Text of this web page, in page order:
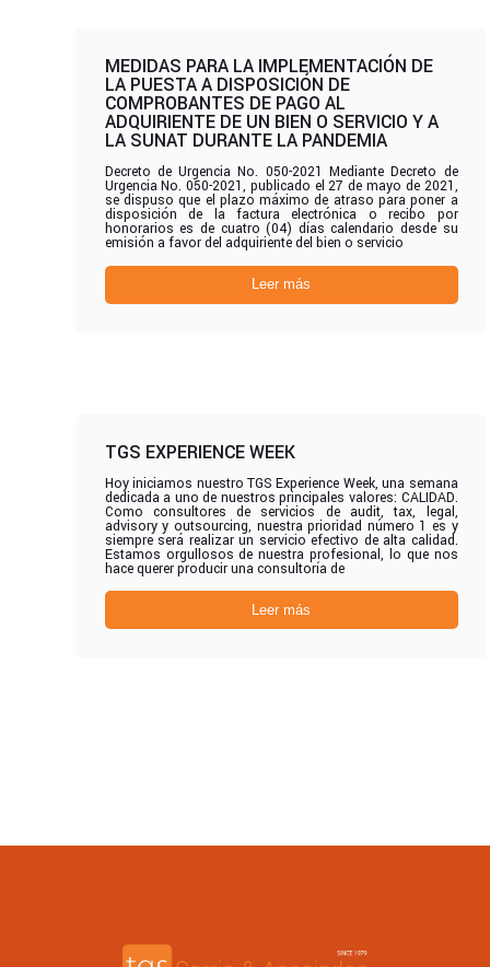
MEDIDAS PARA LA IMPLEMENTACIÓN DE
LA PUESTA A DISPOSICIÓN DE
COMPROBANTES DE PAGO AL
ADQUIRIENTE DE UN BIEN O SERVICIO Y A
LA SUNAT DURANTE LA PANDEMIA
Decreto de Urgencia No. 050-2021 Mediante Decreto de
Urgencia No. 050-2021, publicado el 27 de mayo de 2021,
se dispuso que el plazo máximo de atraso para poner a
disposición de la factura electrónica o recibo por
honorarios es de cuatro (04) días calendario desde su
emisión a favor del adquiriente del bien o servicio
Leer más
TGS EXPERIENCE WEEK
Hoy iniciamos nuestro TGS Experience Week, una semana
dedicada a uno de nuestros principales valores: CALIDAD.
Como consultores de servicios de audit, tax, legal,
advisory y outsourcing, nuestra prioridad número 1 es y
siempre será realizar un servicio efectivo de alta calidad.
Estamos orgullosos de nuestra profesional, lo que nos
hace querer producir una consultoría de
Leer más